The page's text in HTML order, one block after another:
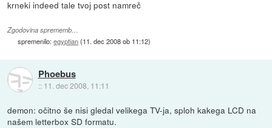
krneki indeed tale tvoj post namreč
Zgodovina sprememb…
spremenilo:egyptian(11. dec 2008 ob 11:12)
Phoebus
:: 11. dec 2008, 11:11
demon: očitno še nisi gledal velikega TV-ja, sploh kakega LCD na
našem letterbox SD formatu.